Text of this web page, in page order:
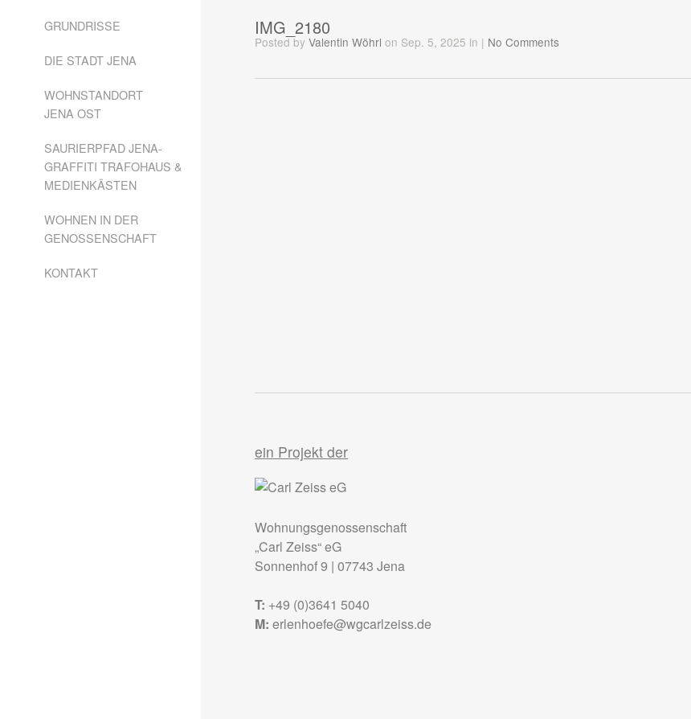
GRUNDRISSE
DIE STADT JENA
WOHNSTANDORT
JENA OST
SAURIERPFAD JENA-
GRAFFITI TRAFOHAUS &
MEDIENKÄSTEN
WOHNEN IN DER
GENOSSENSCHAFT
KONTAKT
IMG_2180
Postedby Valentin Wöhrl on Sep. 5, 2025 in | No Comments
ein Projekt der
Wohnungsgenossenschaft
„Carl Zeiss“ eG
Sonnenhof 9 | 07743 Jena
T: +49 (0)3641 5040
M: erlenhoefe@wgcarlzeiss.de